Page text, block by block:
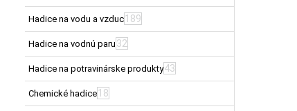
Hadice na vodu a vzduc 189
Hadice na vodnú paru 32
Hadice na potravinárske produkty43
Chemické hadice 18